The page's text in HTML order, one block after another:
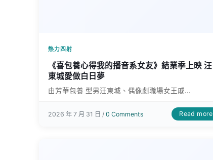
熱力四射
《喜包養心得我的播音系女友》結業季上映 汪
東城愛做白日夢
由芳華包養 型男汪東城、偶像劇職場女王戚...
2026 年 7 月 31 日 /0 Comments Read more